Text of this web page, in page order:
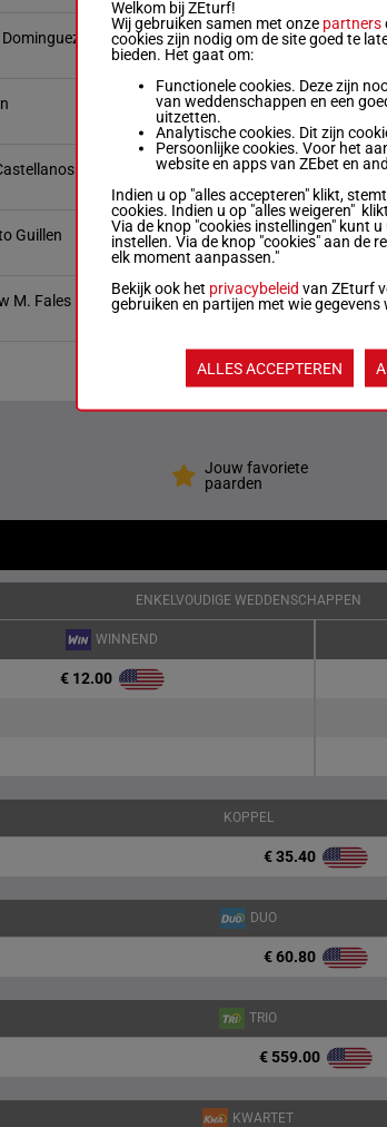
R/3 56 kg 3p 6p
R/3 56 kg 4p
R/3
Guillen
M/3 56 kg 6p 8p
M. Fales
M/2 56 kg 3p
R/3 56 kg
Jouw favoriete
paarden
ENKELVOUDIGE WEDDENSCHAPPEN
WINNEND
€ 12.00
KOPPEL
€ 35.40
DUO
€ 60.80
TRIO
€ 559.00
KWARTET
Welkom bij ZEturf!
Wij gebruiken samen met onze partners
cookies zijn nodig om de site goed te
bieden. Het gaat om:
Functionele cookies. Deze zijn
van weddenschappen en een
uitzetten.
Analytische cookies. Dit zijn
Persoonlijke cookies. Voor het
website en apps van ZEbet en
Indien u op "alles accepteren" klikt,
cookies. Indien u op "alles weigeren"
Via de knop "cookies instellingen" kunt
instellen. Via de knop "cookies" aan de
elk moment aanpassen."
Bekijk ook het privacybeleid van ZEturf
gebruiken en partijen met wie gegevens
ALLES ACCEPTEREN